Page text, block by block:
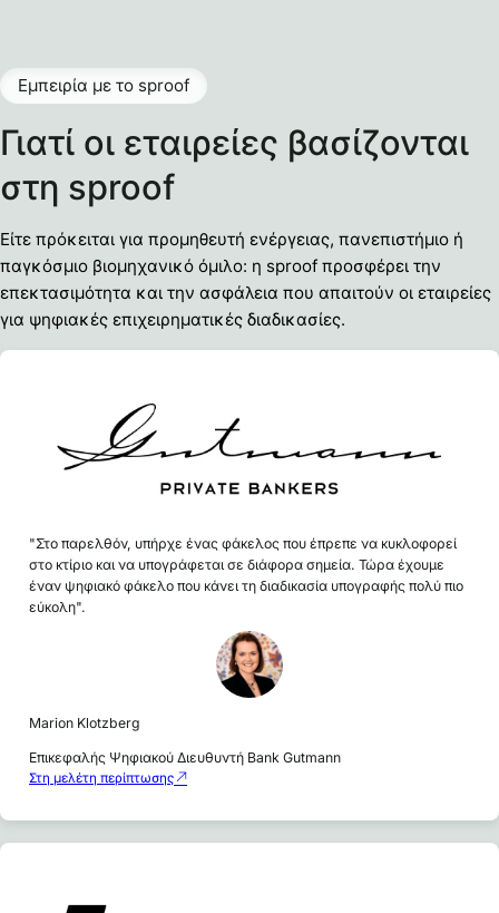
Εμπειρία με το sproof
Γιατί οι εταιρείες βασίζονται
στη sproof
Είτε πρόκειται για προμηθευτή ενέργειας, πανεπιστήμιο ή
παγκόσμιο βιομηχανικό όμιλο: η sproof προσφέρει την
επεκτασιμότητα και την ασφάλεια που απαιτούν οι εταιρείες
για ψηφιακές επιχειρηματικές διαδικασίες.
"Στο παρελθόν, υπήρχε ένας φάκελος που έπρεπε να κυκλοφορεί
στο κτίριο και να υπογράφεται σε διάφορα σημεία. Τώρα έχουμε
έναν ψηφιακό φάκελο που κάνει τη διαδικασία υπογραφής πολύ πιο
εύκολη".
Marion Klotzberg
Επικεφαλής Ψηφιακού Διευθυντή Bank Gutmann
Στη μελέτη περίπτωσης